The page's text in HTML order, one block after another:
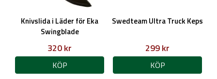
Knivslida i Läder för Eka
Swingblade
320 kr
KÖP
Swedteam Ultra Truck Keps
299 kr
KÖP